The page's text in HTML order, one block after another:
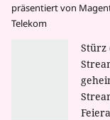
präsentiert von
Telekom
Stürz